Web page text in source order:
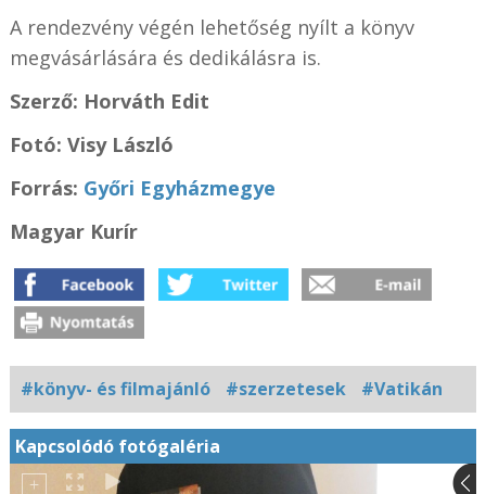
A rendezvény végén lehetőség nyílt a könyv
megvásárlására és dedikálásra is.
Szerző: Horváth Edit
Fotó: Visy László
Forrás: Győri Egyházmegye
Magyar Kurír
#könyv- és filmajánló #szerzetesek #Vatikán
Kapcsolódó fotógaléria